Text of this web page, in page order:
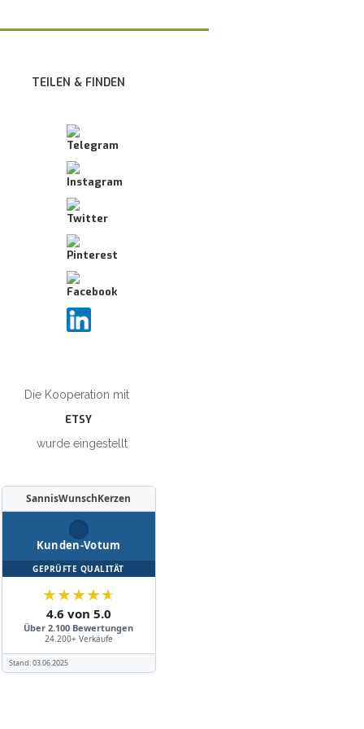
TEILEN & FINDEN
Die Kooperation mit
ETSY
wurde eingestellt
SannisWunschKerzen
Kunden-Votum
GEPRÜFTE QUALITÄT
★★★★★
4.6 von 5.0
Über 2.100 Bewertungen
24.200+ Verkäufe
Stand:03.06.2025